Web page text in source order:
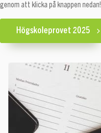
genom att klicka på knappen nedan!
Högskoleprovet 2025